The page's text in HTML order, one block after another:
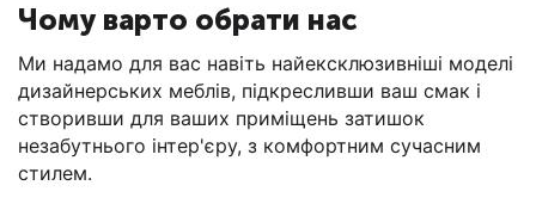
Чому варто обрати нас
Ми надамо для вас навіть найексклюзивніші моделі
дизайнерських меблів, підкресливши ваш смак і
створивши для ваших приміщень затишок
незабутнього інтер'єру, з комфортним сучасним
стилем.